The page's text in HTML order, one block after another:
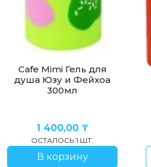
Cafe Mimi Гель для
душа Юзу и Фейхоа
300мл
1 400,00 ₸
ОСТАЛОСЬ 1 ШТ.
В корзину